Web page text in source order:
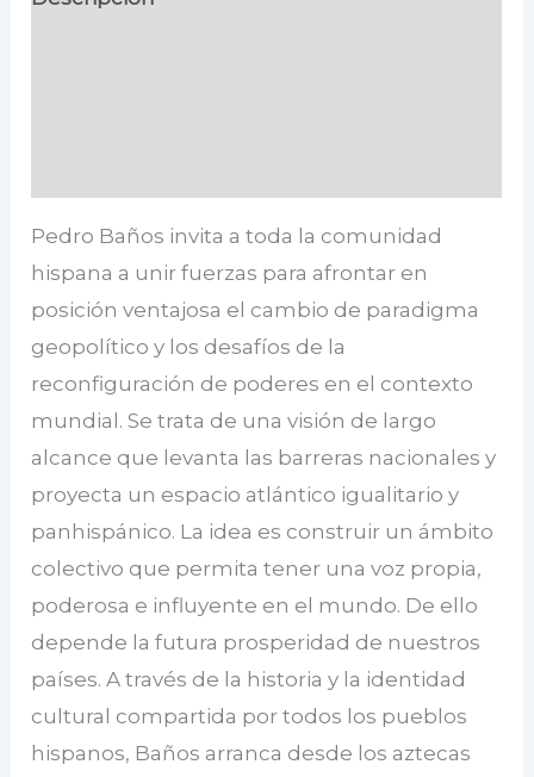
Pedro Baños invita a toda la comunidad
hispana a unir fuerzas para afrontar en
posición ventajosa el cambio de paradigma
geopolítico y los desafíos de la
reconfiguración de poderes en el contexto
mundial. Se trata de una visión de largo
alcance que levanta las barreras nacionales y
proyecta un espacio atlántico igualitario y
panhispánico. La idea es construir un ámbito
colectivo que permita tener una voz propia,
poderosa e influyente en el mundo. De ello
depende la futura prosperidad de nuestros
países. A través de la historia y la identidad
cultural compartida por todos los pueblos
hispanos, Baños arranca desde los aztecas